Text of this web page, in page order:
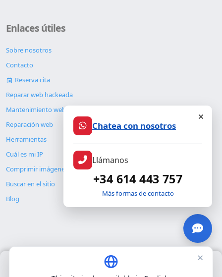
Enlaces útiles
Sobre nosotros
Contacto
Reserva cita
Reparar web hackeada
Mantenimiento web
Reparación web
Herramientas
Cuál es mi IP
Comprimir imágenes
Buscar en el sitio
Blog
© Copyright 2026. ALMC SECURITY S.L.U.
Usamos únicamente cookies propias para el funcionamiento
Chatea con nosotros
Llámanos
+34 614 443 757
Más formas de contacto
×